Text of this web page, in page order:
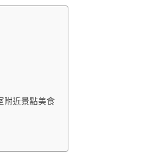
附近景點美食